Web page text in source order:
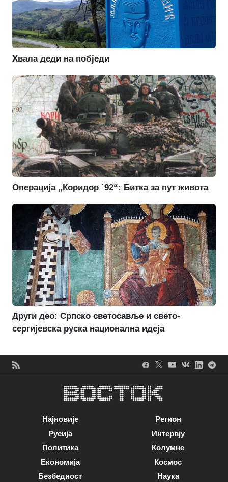
Хвала деди на побједи
Операција „Коридор `92“: Битка за пут живота
Други део: Српско светосавље и свето-
сергијевска руска национална идеја
Најновије
Русија
Политика
Економија
Безбедност
Регион
Интервју
Колумне
Космос
Наука